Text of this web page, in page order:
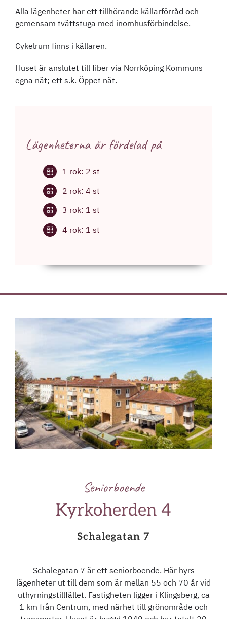
Alla lägenheter har ett tillhörande källarförråd och
gemensam tvättstuga med inomhusförbindelse.
Cykelrum finns i källaren.
Huset är anslutet till fiber via Norrköping Kommuns
egna nät; ett s.k. Öppet nät.
Lägenheterna är fördelad på
1 rok: 2 st
2 rok: 4 st
3 rok: 1 st
4 rok: 1 st
Seniorboende
Kyrkoherden 4
Schalegatan 7
Schalegatan 7 är ett seniorboende. Här hyrs
lägenheter ut till dem som är mellan 55 och 70 år vid
uthyrningstillfället. Fastigheten ligger i Klingsberg, ca
1 km från Centrum, med närhet till grönområde och